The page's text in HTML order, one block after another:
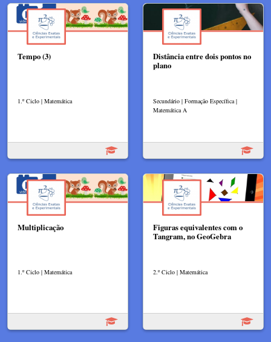
Tempo (3)
1.º Ciclo | Matemática
Distância entre dois pontos no
plano
Secundário | Formação Específica |
Matemática A
Multiplicação
1.º Ciclo | Matemática
Figuras equivalentes com o
Tangram, no GeoGebra
2.º Ciclo | Matemática